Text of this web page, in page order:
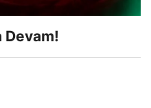
Devam!